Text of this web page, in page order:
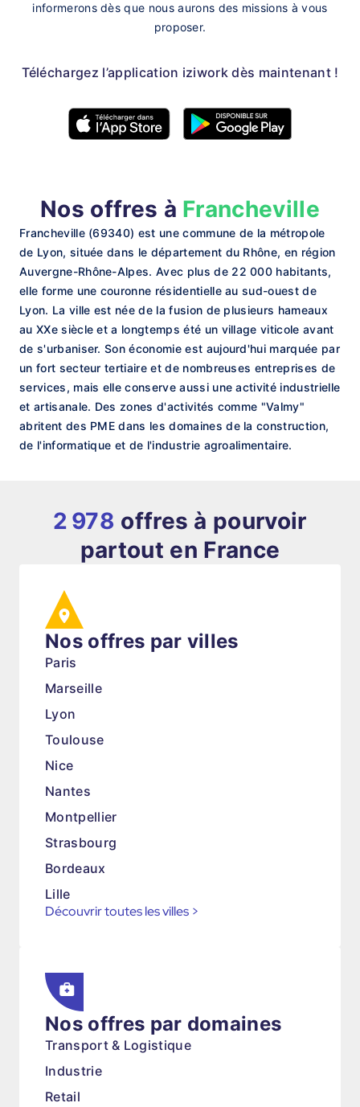
informerons dès que nous aurons des missions à vous
proposer.
Téléchargez l’application iziwork dès maintenant !
Nos offres à Francheville
Francheville (69340) est une commune de la métropole
de Lyon, située dans le département du Rhône, en région
Auvergne-Rhône-Alpes. Avec plus de 22 000 habitants,
elle forme une couronne résidentielle au sud-ouest de
Lyon. La ville est née de la fusion de plusieurs hameaux
au XXe siècle et a longtemps été un village viticole avant
de s'urbaniser. Son économie est aujourd'hui marquée par
un fort secteur tertiaire et de nombreuses entreprises de
services, mais elle conserve aussi une activité industrielle
et artisanale. Des zones d'activités comme "Valmy"
abritent des PME dans les domaines de la construction,
de l'informatique et de l'industrie agroalimentaire.
2 978 offres à pourvoir
partout en France
Nos offres par villes
Paris
Marseille
Lyon
Toulouse
Nice
Nantes
Montpellier
Strasbourg
Bordeaux
Lille
Découvrir toutes les villes >
Nos offres par domaines
Transport & Logistique
Industrie
Retail